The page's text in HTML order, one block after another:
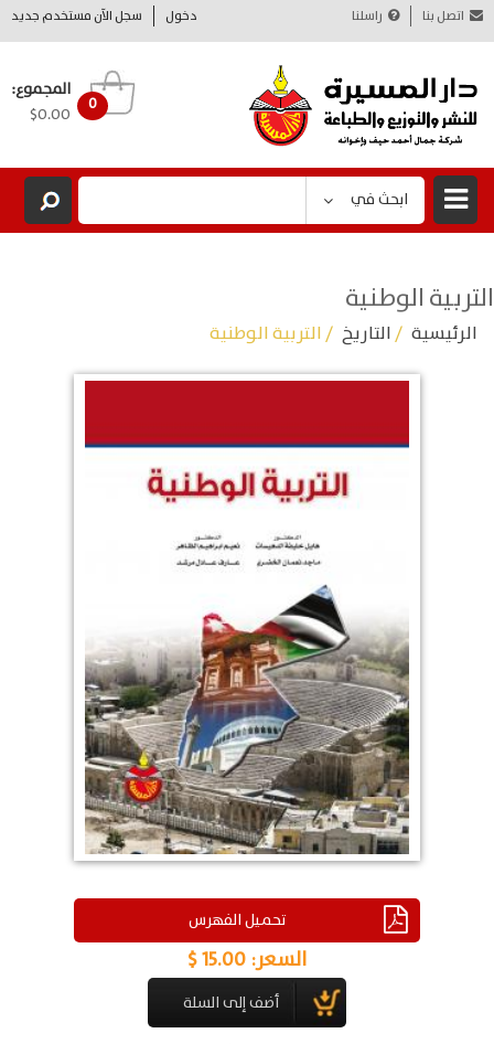
دخول سجل الآن مستخدم جديد اتصل بنا راسلنا
0
المجموع:
$0.00
ابحث في
التربية الوطنية
الرئيسية /التاريخ / التربية الوطنية
تحميل الفهرس
السعر: 15.00 $